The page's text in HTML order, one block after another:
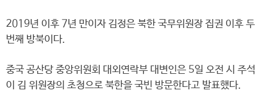
2019년 이후 7년 만이자 김정은 북한 국무위원장 집권 이후 두
번째 방북이다.
중국 공산당 중앙위원회 대외연락부 대변인은 5일 오전 시 주석
이 김 위원장의 초청으로 북한을 국빈 방문한다고 발표했다.